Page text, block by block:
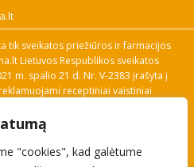
"cookies", kad galėtume
tik sveikatos priežiūros ir farmacijos
Lietuvos Respublikos sveikatos
m. spalio 21 d. Nr. V-2383 įrašyta į
receptiniai vaistiniai
nuorodos: Vaistų ir medicinos
VVKT tinklalapis, Sveikatos
pranešimo apie įtariamą